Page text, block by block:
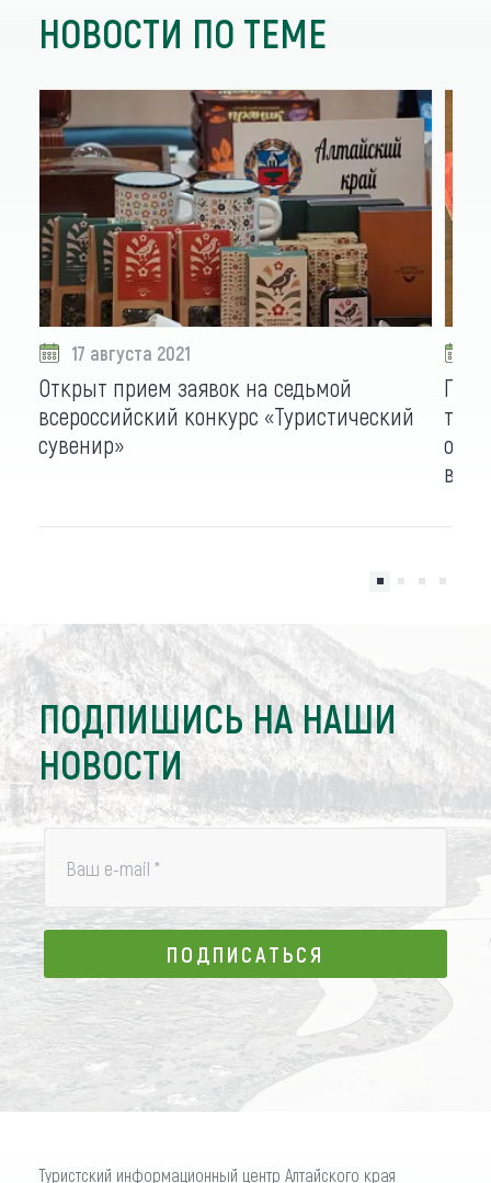
НОВОСТИ ПО ТЕМЕ
17 августа 2021
Открыт прием заявок на седьмой
всероссийский конкурс «Туристический
сувенир»
ПОДПИШИСЬ НА НАШИ
НОВОСТИ
Ваш e-mail *
ПОДПИСАТЬСЯ
ПОДПИСАТЬСЯ
Туристский информационный центр Алтайского края